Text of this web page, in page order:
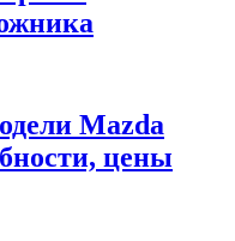
Mazda
цены